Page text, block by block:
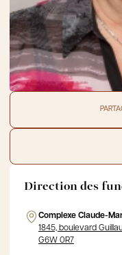
Direction des
Complexe Claude-
1845, boulevard
G6W 0R7